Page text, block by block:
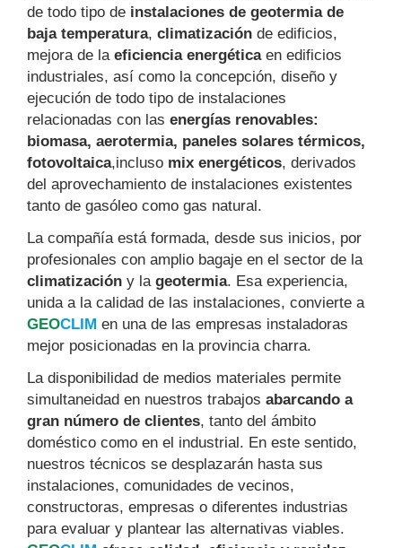
de todo tipo de instalaciones de geotermia de
baja temperatura, climatización de edificios,
mejora de la eficiencia energéticaen edificios
industriales, así como la concepción, diseño y
ejecución de todo tipo de instalaciones
relacionadas con las energías renovables:
biomasa, aerotermia, paneles solares térmicos,
fotovoltaica,incluso mix energéticos, derivados
del aprovechamiento de instalaciones existentes
tanto de gasóleo como gas natural.
La compañía está formada, desde sus inicios, por
profesionales con amplio bagaje en el sector de la
climatización y la geotermia. Esa experiencia,
unida a la calidad de las instalaciones, convierte a
GEOCLIM en una de las empresas instaladoras
mejor posicionadas en la provincia charra.
La disponibilidad de medios materiales permite
simultaneidad en nuestros trabajos abarcando a
gran número de clientes, tanto del ámbito
doméstico como en el industrial. En este sentido,
nuestros técnicos se desplazarán hasta sus
instalaciones, comunidades de vecinos,
constructoras, empresas o diferentes industrias
para evaluar y plantear las alternativas viables.